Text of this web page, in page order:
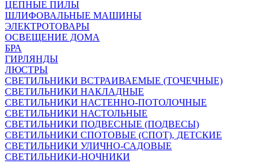
ЦЕПНЫЕ ПИЛЫ
ШЛИФОВАЛЬНЫЕ МАШИНЫ
ЭЛЕКТРОТОВАРЫ
ОСВЕЩЕНИЕ ДОМА
БРА
ГИРЛЯНДЫ
ЛЮСТРЫ
СВЕТИЛЬНИКИ ВСТРАИВАЕМЫЕ (ТОЧЕЧНЫЕ)
СВЕТИЛЬНИКИ НАКЛАДНЫЕ
СВЕТИЛЬНИКИ НАСТЕННО-ПОТОЛОЧНЫЕ
СВЕТИЛЬНИКИ НАСТОЛЬНЫЕ
СВЕТИЛЬНИКИ ПОДВЕСНЫЕ (ПОДВЕСЫ)
СВЕТИЛЬНИКИ СПОТОВЫЕ (СПОТ), ДЕТСКИЕ
СВЕТИЛЬНИКИ УЛИЧНО-САДОВЫЕ
СВЕТИЛЬНИКИ-НОЧНИКИ